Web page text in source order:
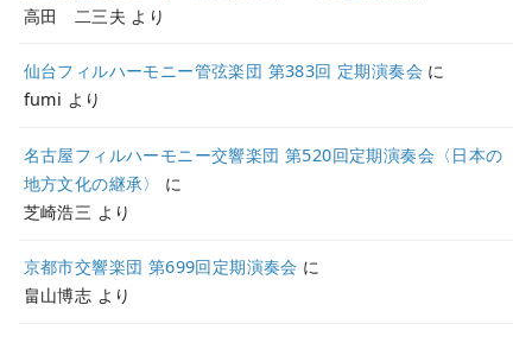
高田 二三夫 より
仙台フィルハーモニー管弦楽団 第383回 定期演奏会 に
fumi より
名古屋フィルハーモニー交響楽団 第520回定期演奏会〈日本の
地方文化の継承〉
に
芝崎浩三 より
京都市交響楽団 第699回定期演奏会 に
畠山博志 より